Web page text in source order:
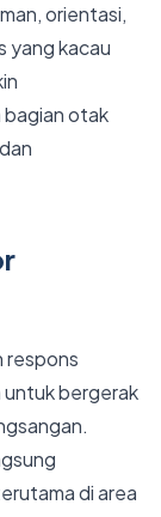
orientasi,
yang kacau
bagian otak
respons
untuk bergerak
di area